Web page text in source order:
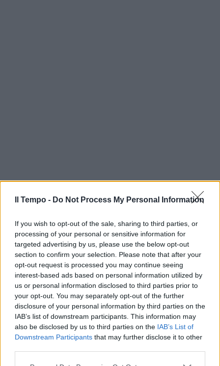
Il Tempo - Do Not Process My Personal Information
If you wish to opt-out of the sale, sharing to third parties, or
processing of your personal or sensitive information for
targeted advertising by us, please use the below opt-out
section to confirm your selection. Please note that after your
opt-out request is processed you may continue seeing
interest-based ads based on personal information utilized by
us or personal information disclosed to third parties prior to
your opt-out. You may separately opt-out of the further
disclosure of your personal information by third parties on the
IAB’s list of downstream participants. This information may
also be disclosed by us to third parties on the IAB’s List of
Downstream Participants that may further disclose it to other
In evidenza